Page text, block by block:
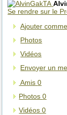
Se rendre sur le
Ajouter
Photos
Vidéos
Envoyer un
Amis0
Photos0
Vidéos0